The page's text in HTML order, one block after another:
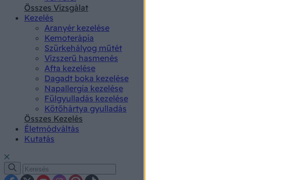
Összes Vizsgálat
Kezelés
Aranyér kezelése
Kemoterápia
Szürkehályog műtét
Vízszerű hasmenés
Afta kezelése
Dagadt boka kezelése
Napallergia kezelése
Fülgyulladás kezelése
Kötőhártya gyulladás
Összes Kezelés
Életmódváltás
Kutatás